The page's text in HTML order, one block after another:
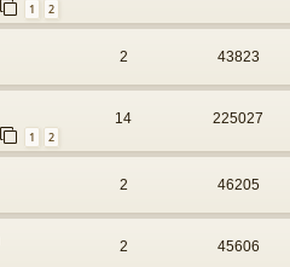
1 2
2 43823
1 2
14 225027
2 46205
2 45606